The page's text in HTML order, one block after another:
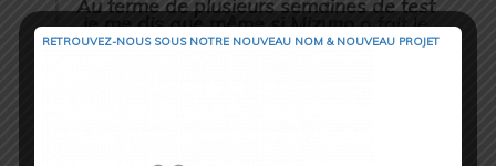
Au terme de plusieurs semaines de test
je me dis que même si Mizunoa fait le
choix de prioriserla souplesse à la
RETROUVEZ-NOUS SOUS NOTRE NOUVEAU NOM & NOUVEAU PROJET